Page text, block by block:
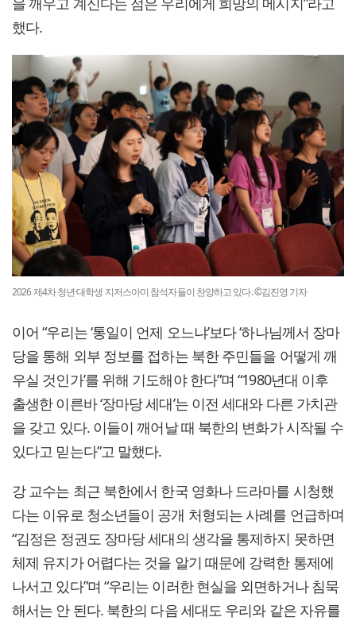
했다.
2026 제4차 청년·대학생 지저스아미 참석자들이 찬양하고 있다. ©김진영 기자
이어 “우리는 ‘통일이 언제 오느냐’보다 ‘하나님께서 장마
당을 통해 외부 정보를 접하는 북한 주민들을 어떻게 깨
우실 것인가’를 위해 기도해야 한다”며 “1980년대 이후
출생한 이른바 ‘장마당 세대’는 이전 세대와 다른 가치관
을 갖고 있다. 이들이 깨어날 때 북한의 변화가 시작될 수
있다고 믿는다”고 말했다.
강 교수는 최근 북한에서 한국 영화나 드라마를 시청했
다는 이유로 청소년들이 공개 처형되는 사례를 언급하며
“김정은 정권도 장마당 세대의 생각을 통제하지 못하면
체제 유지가 어렵다는 것을 알기 때문에 강력한 통제에
나서고 있다”며 “우리는 이러한 현실을 외면하거나 침묵
해서는 안 된다. 북한의 다음 세대도 우리와 같은 자유를